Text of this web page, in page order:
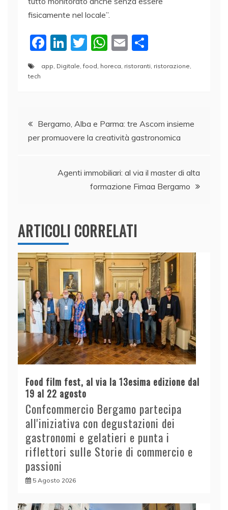
fisicamente nel locale”.
F
c
o
o
Li
n
n
T
w
itt
W
at
p
p
E
m
o
n
di
app, Digitale,food, horeca, ristoranti, ristorazione,
tech
Navigazione
articoli
Bergamo, Alba e Parma: tre Ascom insieme
per promuovere la creatività gastronomica
Agenti immobiliari: al via il master di alta
formazione Fimaa Bergamo
ARTICOLI CORRELATI
Food film fest, al via la 13esima edizione dal
19 al 22 agosto
Confcommercio Bergamo partecipa
all'iniziativa con degustazioni dei
gastronomi e gelatieri e punta i
riflettori sulle Storie di commercio e
passioni
5 Agosto 2026